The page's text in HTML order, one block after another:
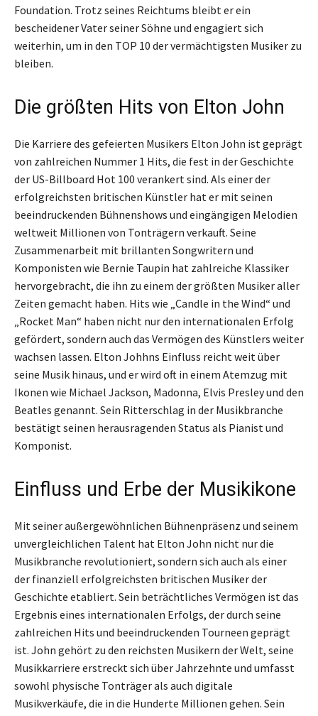
Foundation. Trotz seines Reichtums bleibt er ein
bescheidener Vater seiner Söhne und engagiert sich
weiterhin, um in den TOP 10 der vermächtigsten Musiker zu
bleiben.
Die größten Hits von Elton John
Die Karriere des gefeierten Musikers Elton John ist geprägt
von zahlreichen Nummer 1 Hits, die fest in der Geschichte
der US-Billboard Hot 100 verankert sind. Als einer der
erfolgreichsten britischen Künstler hat er mit seinen
beeindruckenden Bühnenshows und eingängigen Melodien
weltweit Millionen von Tonträgern verkauft. Seine
Zusammenarbeit mit brillanten Songwritern und
Komponisten wie Bernie Taupin hat zahlreiche Klassiker
hervorgebracht, die ihn zu einem der größten Musiker aller
Zeiten gemacht haben. Hits wie „Candle in the Wind“ und
„Rocket Man“ haben nicht nur den internationalen Erfolg
gefördert, sondern auch das Vermögen des Künstlers weiter
wachsen lassen. Elton Johhns Einfluss reicht weit über
seine Musik hinaus, und er wird oft in einem Atemzug mit
Ikonen wie Michael Jackson, Madonna, Elvis Presley und den
Beatles genannt. Sein Ritterschlag in der Musikbranche
bestätigt seinen herausragenden Status als Pianist und
Komponist.
Einfluss und Erbe der Musikikone
Mit seiner außergewöhnlichen Bühnenpräsenz und seinem
unvergleichlichen Talent hat Elton John nicht nur die
Musikbranche revolutioniert, sondern sich auch als einer
der finanziell erfolgreichsten britischen Musiker der
Geschichte etabliert. Sein beträchtliches Vermögen ist das
Ergebnis eines internationalen Erfolgs, der durch seine
zahlreichen Hits und beeindruckenden Tourneen geprägt
ist. John gehört zu den reichsten Musikern der Welt, seine
Musikkarriere erstreckt sich über Jahrzehnte und umfasst
sowohl physische Tonträger als auch digitale
Musikverkäufe, die in die Hunderte Millionen gehen. Sein